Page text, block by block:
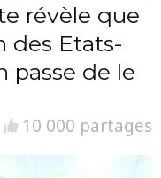
révèle que
des Etats-
passe de le
10 000 partages